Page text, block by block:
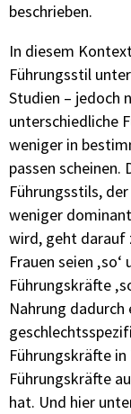
beschrieben.
In diesem
Führungsstil
Studien – jedoch
unterschiedliche
weniger in
passen scheinen.
Führungsstils,
weniger
wird, geht darauf
Frauen seien
Führungskräfte
Nahrung dadurch
Führungskräfte
Führungskräfte
hat. Und hier